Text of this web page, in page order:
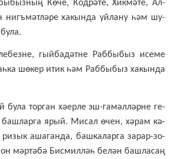
Кө­че, Код­рә­те, Хик­мә­те, Ал­
нигъ­мәт­лә­ре ха­кын­да уй­ла­ну һәм шу­
гый­ба­дәт­не Раб­бы­быз исе­ме
шө­кер итик һәм Раб­бы­быз ха­кын­да
бу­ла тор­ган хә­ер­ле эш-га­мәл­ләр­не ге­
ярый. Ми­сал өчен, хә­рам кә­
аша­ган­да, баш­ка­лар­га за­рар-зо­
мәр­тә­бә Бис­мил­ләһ бе­лән баш­ла­саң